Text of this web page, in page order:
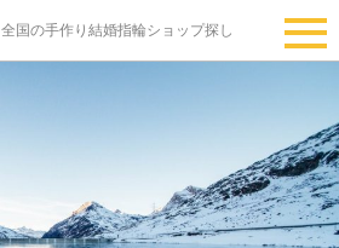
全国の手作り結婚指輪ショップ探し